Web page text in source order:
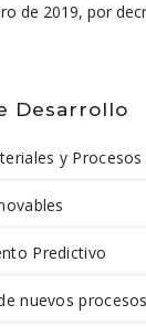
de 2019, por
Desarrollo
y
Predictivo
nuevos